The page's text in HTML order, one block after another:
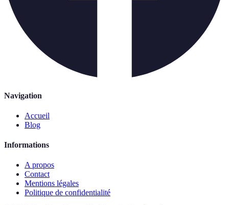
Navigation
Accueil
Blog
Informations
A propos
Contact
Mentions légales
Politique de confidentialité